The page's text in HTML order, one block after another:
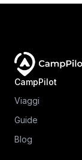
CampPilot
Viaggi
Guide
Blog